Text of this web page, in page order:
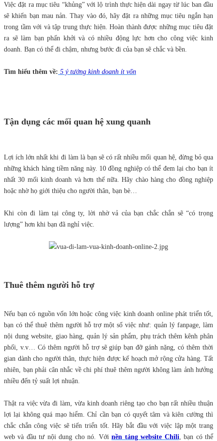
Việc đặt ra mục tiêu “khủng” với lộ trình thực hiện dài ngay từ lúc ban đầu
sẽ khiến bạn mau nản. Thay vào đó, hãy đặt ra những mục tiêu ngắn hạn
trong tầm với và tập trung thực hiện. Hoàn thành được những mục tiêu đặt
ra sẽ làm bạn phấn khởi và có nhiều động lực hơn cho công việc kinh
doanh. Bạn có thể đi chậm, nhưng bước đi của bạn sẽ chắc và bền.
Tìm hiểu thêm về: 5 ý tưởng kinh doanh ít vốn
Tận dụng các mối quan hệ xung quanh
Lợi ích lớn nhất khi đi làm là bạn sẽ có rất nhiều mối quan hệ, đừng bỏ qua
những khách hàng tiềm năng này. 10 đồng nghiệp có thể đem lại cho bạn ít
nhất 30 mối kinh doanh và hơn thế nữa. Hãy chào hàng cho đồng nghiệp
hoặc nhờ họ giới thiệu cho người thân, bạn bè…
Khi còn đi làm tại công ty, lời nhờ vả của bạn chắc chắn sẽ “có trọng
lượng” hơn khi bạn đã nghỉ việc.
Thuê thêm người hỗ trợ
Nếu bạn có nguồn vốn lớn hoặc công việc kinh doanh online phát triển tốt,
bạn có thể thuê thêm người hỗ trợ một số việc như: quản lý fanpage, làm
nội dung website, giao hàng, quản lý sản phẩm, phụ trách thêm kênh phân
phối, v.v… Có thêm người hỗ trợ sẽ giúp bạn đỡ gánh nặng, có thêm thời
gian dành cho người thân, thực hiện được kế hoạch mở rộng cửa hàng. Tất
nhiên, bạn phải cân nhắc về chi phí thuê thêm người không làm ảnh hưởng
nhiều đến tỷ suất lợi nhuận.
Thật ra việc vừa đi làm, vừa kinh doanh riêng tạo cho bạn rất nhiều thuận
lợi lại không quá mạo hiểm. Chỉ cần bạn có quyết tâm và kiên cường thì
chắc chắn công việc sẽ tiến triển tốt. Hãy bắt đầu với việc lập một trang
web và đầu tư nội dung cho nó. Vớinền tảng website Chili, bạn có thể